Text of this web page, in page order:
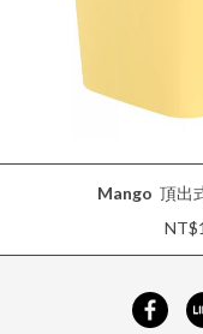
Mango